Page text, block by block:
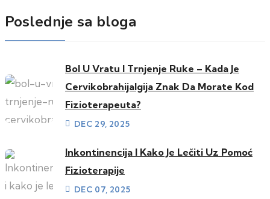
Poslednje sa bloga
Bol U Vratu I Trnjenje Ruke – Kada Je
Cervikobrahijalgija Znak Da Morate Kod
Fizioterapeuta?
DEC 29, 2025
Inkontinencija I Kako Je Lečiti Uz Pomoć
Fizioterapije
DEC 07, 2025